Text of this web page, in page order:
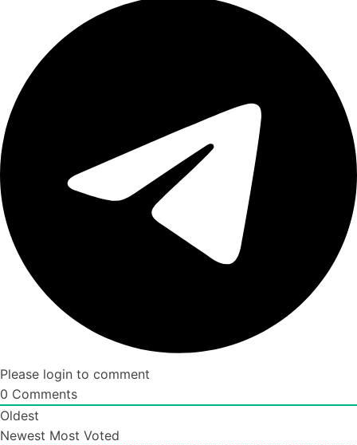
Please login to comment
0 Comments
Oldest
Newest Most Voted